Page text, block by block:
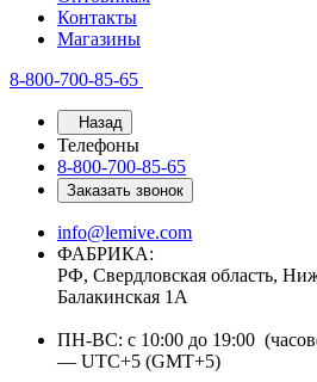
Контакты
Магазины
8-800-700-85-65
Назад
Телефоны
8-800-700-85-65
Заказать звонок
info@lemive.com
ФАБРИКА:
РФ, Свердловская область,
Балакинская 1А
ПН-ВС: с 10:00 до 19:00
— UTC+5 (GMT+5)